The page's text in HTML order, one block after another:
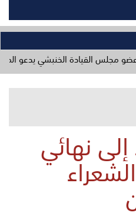
الخنبشي يدعو المكونات
نهائي